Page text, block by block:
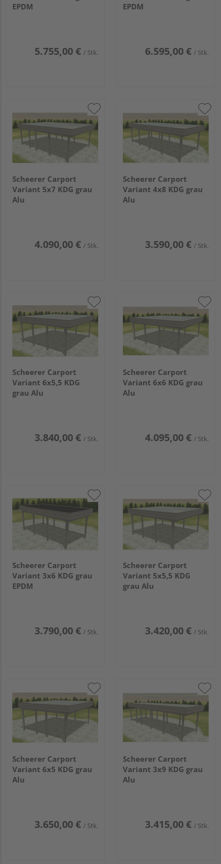
EPDM
5.755,00 € / Stk.
EPDM
6.595,00 € / Stk.
Scheerer Carport
Variant 5x7 KDG grau
Alu
4.090,00 € / Stk.
Scheerer Carport
Variant 4x8 KDG grau
Alu
3.590,00 € / Stk.
Scheerer Carport
Variant 6x5,5 KDG
grau Alu
3.840,00 € / Stk.
Scheerer Carport
Variant 6x6 KDG grau
Alu
4.095,00 € / Stk.
Scheerer Carport
Variant 3x6 KDG grau
EPDM
3.790,00 € / Stk.
Scheerer Carport
Variant 5x5,5 KDG
grau Alu
3.420,00 € / Stk.
Scheerer Carport
Variant 6x5 KDG grau
Alu
3.650,00 € / Stk.
Scheerer Carport
Variant 3x9 KDG grau
Alu
3.415,00 € / Stk.